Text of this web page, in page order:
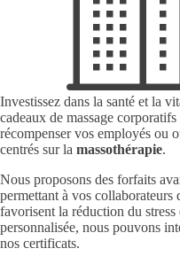
Investissez dans la santé et la
cadeaux de massage
récompenser vos employés ou
centrés sur la massothérapie.
Nous proposons des forfaits
permettant à vos
favorisent la réduction du
personnalisée, nous pouvons
nos certificats.